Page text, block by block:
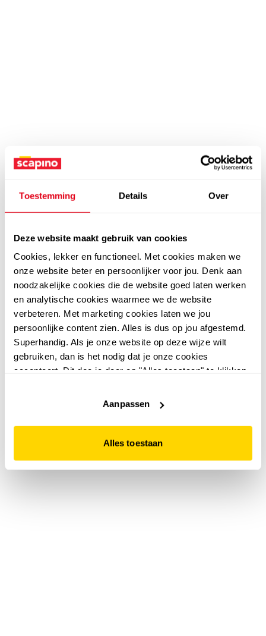
Toestemming Details Over
Deze website maakt gebruik van cookies
Cookies, lekker en functioneel. Met cookies maken we
onze website beter en persoonlijker voor jou. Denk aan
noodzakelijke cookies die de website goed laten werken
en analytische cookies waarmee we de website
verbeteren. Met marketing cookies laten we jou
persoonlijke content zien. Alles is dus op jou afgestemd.
Superhandig. Als je onze website op deze wijze wilt
gebruiken, dan is het nodig dat je onze cookies
accepteert. Dit doe je door op "Alles toestaan" te klikken.
website niet optimaal functioneert.
Aanpassen
Alles toestaan